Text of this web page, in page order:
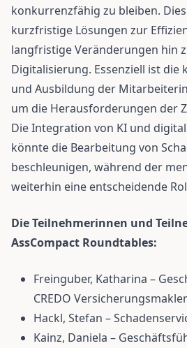
konkurrenzfähig zu bleiben.
kurzfristige Lösungen zur
langfristige Veränderungen hin
Digitalisierung. Essenziell ist die
und Ausbildung der
um die Herausforderungen der
Die Integration von KI und
könnte die Bearbeitung von
beschleunigen, während der
weiterhin eine entscheidende
Die Teilnehmerinnen und
AssCompact Roundtables:
Freinguber, Katharina –
CREDO
Hackl, Stefan –
Kainz, Daniela –